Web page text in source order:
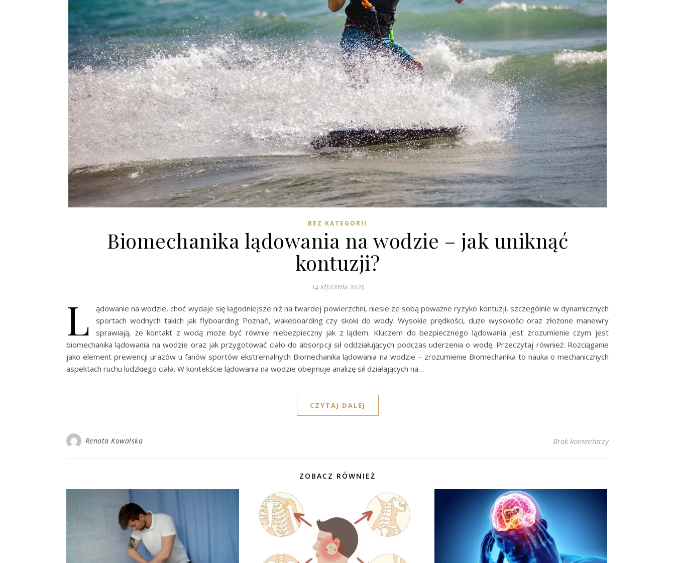
BEZ KATEGORII
Biomechanika lądowania na wodzie – jak uniknąć
kontuzji?
14 stycznia 2025
L
ądowanie na wodzie, choć wydaje się łagodniejsze niż na twardej powierzchni, niesie ze sobą poważne ryzyko kontuzji, szczególnie w dynamicznych
sportach wodnych takich jak flyboarding Poznań, wakeboarding czy skoki do wody. Wysokie prędkości, duże wysokości oraz złożone manewry
sprawiają, że kontakt z wodą może być równie niebezpieczny jak z lądem. Kluczem do bezpiecznego lądowania jest zrozumienie czym jest
biomechanika lądowania na wodzie oraz jak przygotować ciało do absorpcji sił oddziałujących podczas uderzenia o wodę. Przeczytaj również: Rozciąganie
jako element prewencji urazów u fanów sportów ekstremalnych Biomechanika lądowania na wodzie – zrozumienie Biomechanika to nauka o mechanicznych
aspektach ruchu ludzkiego ciała. W kontekście lądowania na wodzie obejmuje analizę sił działających na…
CZYTAJ DALEJ
Renata Kowalska Brak komentarzy
ZOBACZ RÓWNIEŻ